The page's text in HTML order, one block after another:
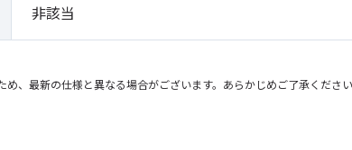
非該当
、最新の仕様と異なる場合がございます。あらかじめご了承くださ